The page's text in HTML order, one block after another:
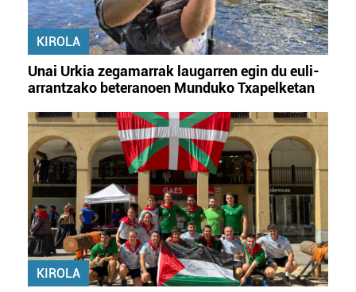
KIROLA
Unai Urkia zegamarrak laugarren egin du euli-
arrantzako beteranoen Munduko Txapelketan
KIROLA